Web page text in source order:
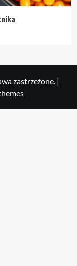
zastrzeżone. |